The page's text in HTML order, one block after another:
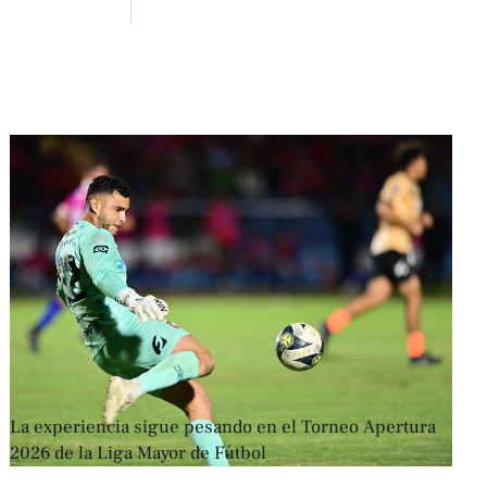
La experiencia sigue pesando en el Torneo Apertura
2026 de la Liga Mayor de Fútbol